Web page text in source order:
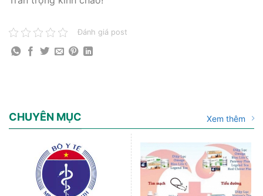
Đánh giá post
CHUYÊN MỤC Xem thêm